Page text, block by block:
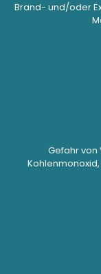
Brand- und/oder
Gefahr von